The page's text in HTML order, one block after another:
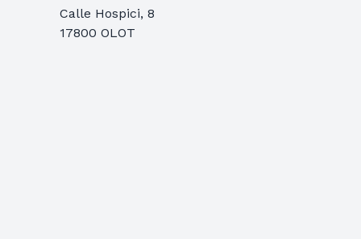
Calle Hospici, 8
17800 OLOT